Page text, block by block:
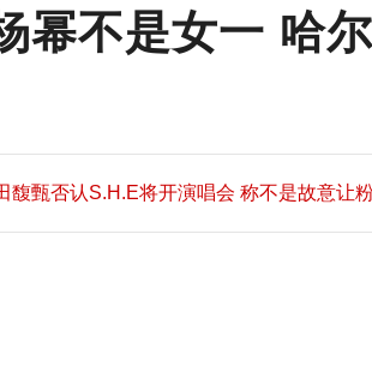
幂不是女一 哈
馥甄否认S.H.E将开演唱会 称不是故意让
11:08
馥甄否认S.H.E将开演唱会 称不是故意让